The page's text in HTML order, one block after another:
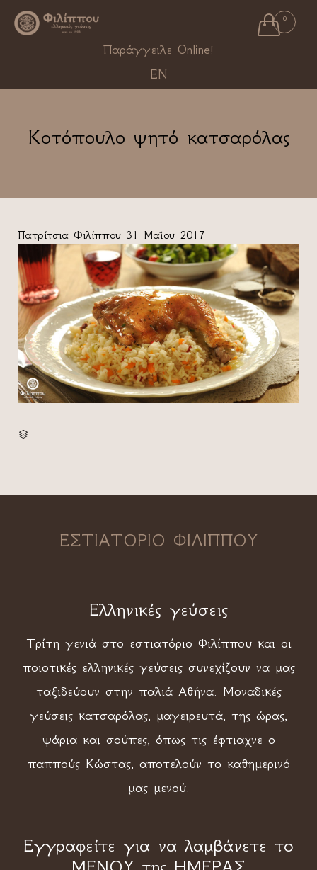
 0
Παράγγειλε Online!
EN
Κοτόπουλο ψητό κατσαρόλας
Πατρίτσια Φιλίππου 31 Μαΐου 2017

ΕΣΤΙΑΤΟΡΙΟ ΦΙΛΙΠΠΟΥ
Ελληνικές γεύσεις
Τρίτη γενιά στο εστιατόριο Φιλίππου και οι
ποιοτικές ελληνικές γεύσεις συνεχίζουν να μας
ταξιδεύουν στην παλιά Αθήνα. Μοναδικές
γεύσεις κατσαρόλας, μαγειρευτά, της ώρας,
ψάρια και σούπες, όπως τις έφτιαχνε ο
παππούς Κώστας, αποτελούν το καθημερινό
μας μενού.
Εγγραφείτε για να λαμβάνετε το